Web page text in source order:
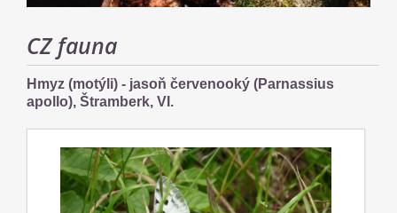
CZ fauna
Hmyz (motýli) - jasoň červenooký (Parnassius
apollo), Štramberk, VI.